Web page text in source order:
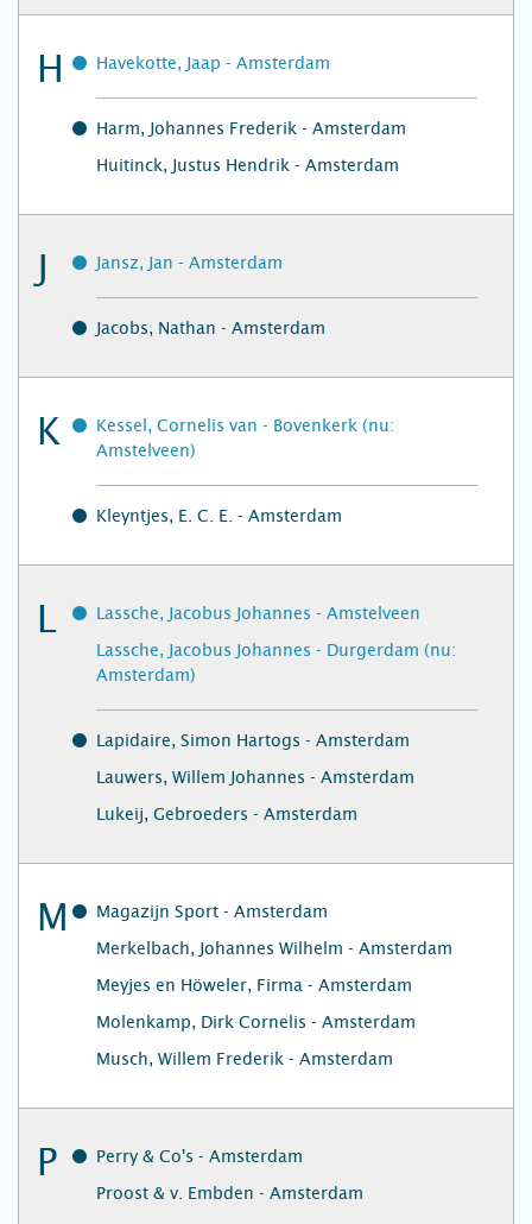
H Havekotte, Jaap - Amsterdam
Harm, Johannes Frederik - Amsterdam
Huitinck, Justus Hendrik - Amsterdam
J Jansz, Jan - Amsterdam
Jacobs, Nathan - Amsterdam
K
Kessel, Cornelis van - Bovenkerk (nu:
Amstelveen)
Kleyntjes, E. C. E. - Amsterdam
L
Lassche, Jacobus Johannes - Amstelveen
Lassche, Jacobus Johannes - Durgerdam (nu:
Amsterdam)
Lapidaire, Simon Hartogs - Amsterdam
Lauwers, Willem Johannes - Amsterdam
Lukeij, Gebroeders - Amsterdam
M
Magazijn Sport - Amsterdam
Merkelbach, Johannes Wilhelm - Amsterdam
Meyjes en Höweler, Firma - Amsterdam
Molenkamp, Dirk Cornelis - Amsterdam
Musch, Willem Frederik - Amsterdam
P
Perry & Co's - Amsterdam
Proost & v. Embden - Amsterdam